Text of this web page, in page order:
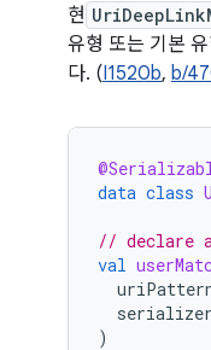
현
유형 또는 기본
다. (I1520b, b/
data class
// declare
val
serializer
)